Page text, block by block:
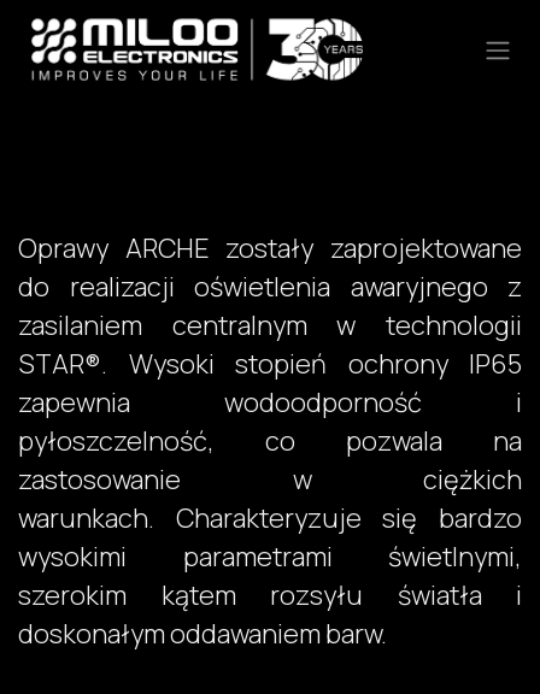
Skip to Content
Oprawy ARCHE zostały zaprojektowane
do realizacji oświetlenia awaryjnego z
zasilaniem centralnym w technologii
STAR®. Wysoki stopień ochrony IP65
zapewnia wodoodporność i
pyłoszczelność, co pozwala na
zastosowanie w ciężkich
warunkach. Charakteryzuje się bardzo
wysokimi parametrami świetlnymi,
szerokim kątem rozsyłu światła i
doskonałym oddawaniem barw. ​